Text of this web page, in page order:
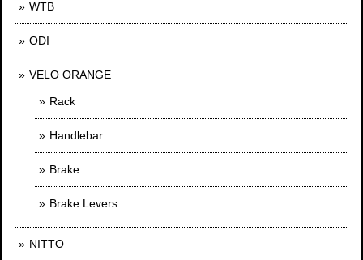
WTB
ODI
VELO ORANGE
Rack
Handlebar
Brake
Brake Levers
NITTO